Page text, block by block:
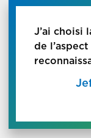
J’ai choisi
de